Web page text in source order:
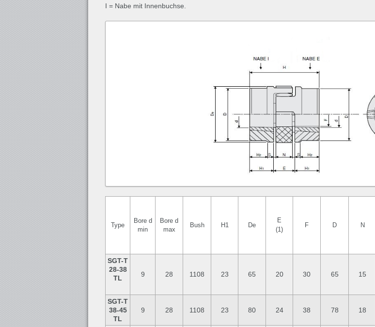
I = Nabe mit Innenbuchse.
Type
Bore d
min
Bore d
max
Bush H1 De
E
(1)
F D N
SGT-T
28-38
TL
9 28 1108 23 65 20 30 65 15
SGT-T
38-45
TL
9 28 1108 23 80 24 38 78 18